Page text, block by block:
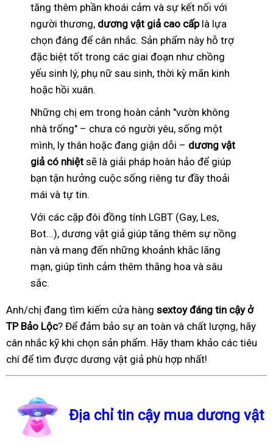
tăng thêm phần khoái cảm và sự kết nối với
người thương, dương vật giả cao cấplà lựa
chọn đáng để cân nhắc. Sản phẩm này hỗ trợ
đặc biệt tốt trong các giai đoạn như chồng
yếu sinh lý, phụ nữ sau sinh, thời kỳ mãn kinh
hoặc hồi xuân.
Những chị em trong hoàn cảnh "vườn không
nhà trống" – chưa có người yêu, sống một
mình, ly thân hoặc đang giận dỗi – dương vật
giả có nhiệt sẽ là giải pháp hoàn hảo để giúp
bạn tận hưởng cuộc sống riêng tư đầy thoải
mái và tự tin.
Với các cặp đôi đồng tính LGBT (Gay, Les,
Bot...), dương vật giả giúp tăng thêm sự nồng
nàn và mang đến những khoảnh khắc lãng
mạn, giúp tình cảm thêm thăng hoa và sâu
sắc.
Anh/chị đang tìm kiếm cửa hàng sextoy đáng tin cậy ở
TP Bảo Lộc? Để đảm bảo sự an toàn và chất lượng, hãy
cân nhắc kỹ khi chọn sản phẩm. Hãy tham khảo các tiêu
chí để tìm được dương vật giả phù hợp nhất!
Địa chỉ tin cậy mua dương vật